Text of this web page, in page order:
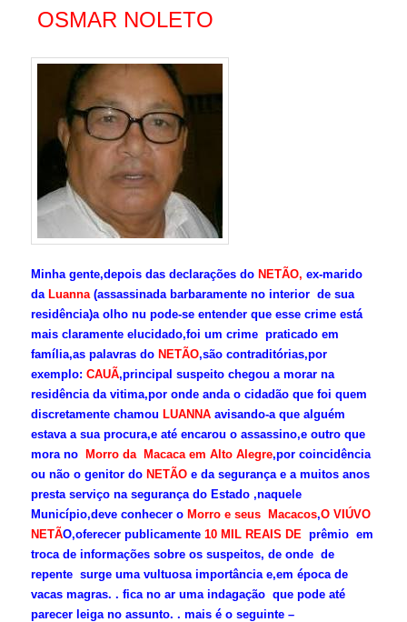
OSMAR NOLETO
Minha gente,depois das declarações doNETÃO, ex-marido
daLuanna (assassinada barbaramente no interior de sua
residência)a olho nu pode-se entender que esse crime está
mais claramente elucidado,foi um crime praticado em
família,as palavras doNETÃO,são contraditórias,por
exemplo:CAUÃ,principal suspeito chegou a morar na
residência da vitima,por onde anda o cidadão que foi quem
discretamente chamouLUANNA avisando-a que alguém
estava a sua procura,e até encarou o assassino,e outro que
mora noMorro da Macaca em Alto Alegre,por coincidência
ou não o genitor doNETÃO e da segurança e a muitos anos
presta serviço na segurança do Estado ,naquele
Município,deve conhecer oMorro e seus Macacos,O VIÚVO
NETÃO,oferecer publicamente10 MIL REAIS DE prêmio em
troca de informações sobre os suspeitos, de onde de
repente surge uma vultuosa importância e,em época de
vacas magras. . fica no ar uma indagação que pode até
parecer leiga no assunto. . mais é o seguinte –